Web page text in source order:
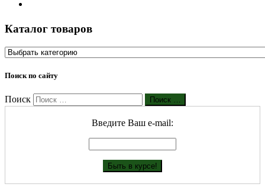
Каталог товаров
Поиск по сайту
Поиск Поиск …
Введите Ваш е-mail: